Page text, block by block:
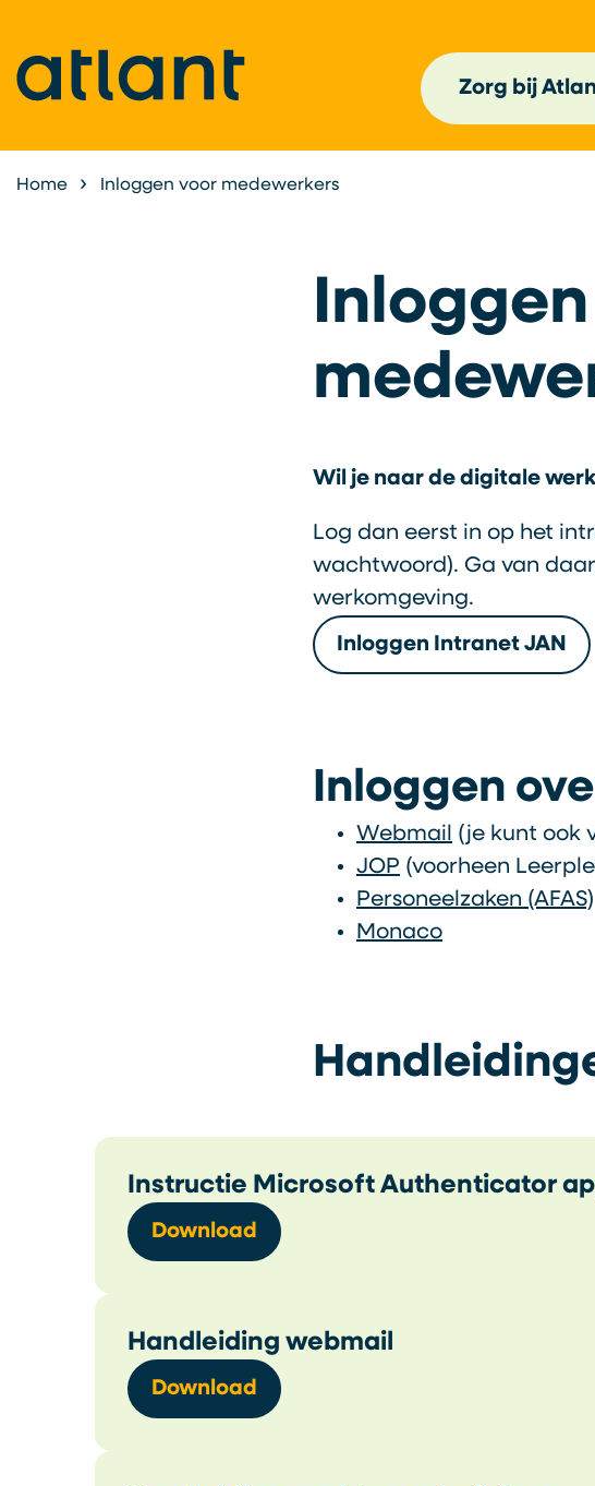
Zorg bij
Home Inloggen voor medewerkers
Wil je naar de digitale
Log dan eerst in op het
wachtwoord). Ga van
werkomgeving.
Inloggen Intranet JAN
Inloggen
Webmail (je kunt ook
JOP (voorheen
Personeelzaken (AFAS)
Monaco
Instructie Microsoft Authenticator
Download
Handleiding webmail
Download